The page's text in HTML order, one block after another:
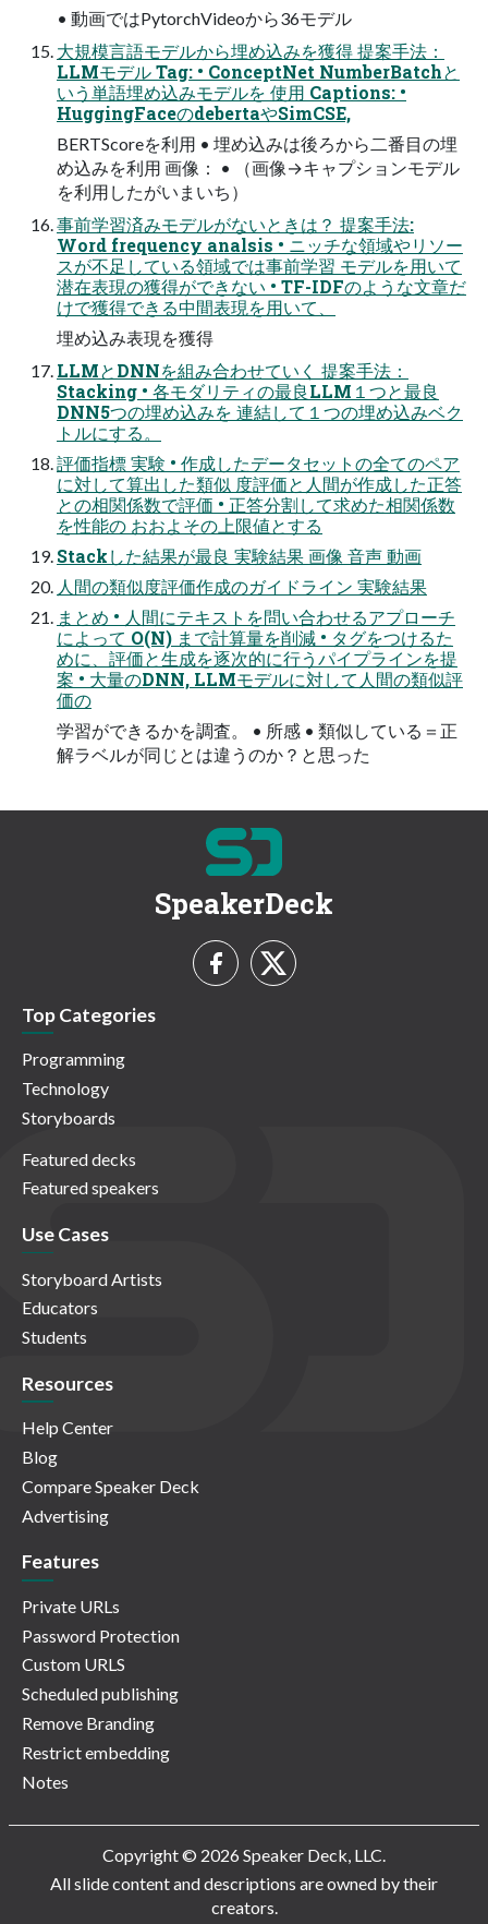
• 動画ではPytorchVideoから36モデル
大規模言語モデルから埋め込みを獲得 提案手法：
LLMモデル Tag: • ConceptNet NumberBatchと
いう単語埋め込みモデルを 使用 Captions: •
HuggingFaceのdebertaやSimCSE,
BERTScoreを利用 • 埋め込みは後ろから二番目の埋
め込みを利用 画像： • （画像→キャプションモデル
を利用したがいまいち）
事前学習済みモデルがないときは？ 提案手法:
Word frequency analsis • ニッチな領域やリソー
スが不足している領域では事前学習 モデルを用いて
潜在表現の獲得ができない • TF-IDFのような文章だ
けで獲得できる中間表現を用いて、
埋め込み表現を獲得
LLMとDNNを組み合わせていく 提案手法：
Stacking • 各モダリティの最良LLM１つと最良
DNN5つの埋め込みを 連結して１つの埋め込みベク
トルにする。
評価指標 実験 • 作成したデータセットの全てのペア
に対して算出した類似 度評価と人間が作成した正答
との相関係数で評価 • 正答分割して求めた相関係数
を性能の おおよその上限値とする
Stackした結果が最良 実験結果 画像 音声 動画
人間の類似度評価作成のガイドライン 実験結果
まとめ • 人間にテキストを問い合わせるアプローチ
によって O(N) まで計算量を削減 • タグをつけるた
めに、評価と生成を逐次的に行うパイプラインを提
案 • 大量のDNN, LLMモデルに対して人間の類似評
価の
学習ができるかを調査。 • 所感 • 類似している＝正
解ラベルが同じとは違うのか？と思った
SpeakerDeck
Top Categories
Programming
Technology
Storyboards
Featured decks
Featured speakers
Use Cases
Storyboard Artists
Educators
Students
Resources
Help Center
Blog
Compare Speaker Deck
Advertising
Features
Private URLs
Password Protection
Custom URLS
Scheduled publishing
Remove Branding
Restrict embedding
Notes
Copyright © 2026 Speaker Deck, LLC.
All slide content and descriptions are owned by their
creators.